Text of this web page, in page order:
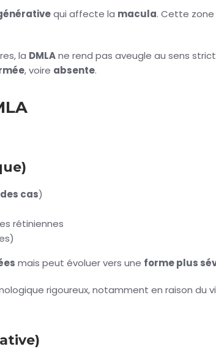
qui affecte la macula. Cette
la DMLAne rend pas aveugle au sens strict
, voire absente.
cas)
rétiniennes
mais peut évoluer vers une forme plus
rigoureux, notamment en raison du